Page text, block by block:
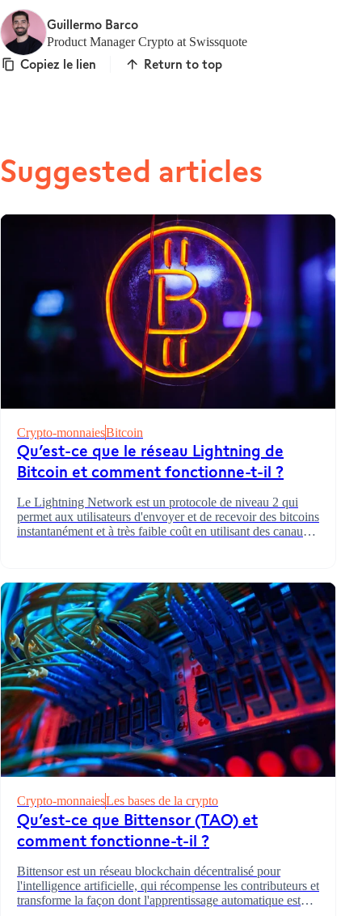
Guillermo Barco
Product Manager Crypto at Swissquote
Copiez le lien Return to top
Suggested articles
Crypto-monnaiesBitcoin
Qu’est-ce que le réseau Lightning de
Bitcoin et comment fonctionne-t-il ?
Le Lightning Network est un protocole de niveau 2 qui
permet aux utilisateurs d'envoyer et de recevoir des bitcoins
instantanément et à très faible coût en utilisant des canaux
Crypto-monnaiesLes bases de la crypto
Qu’est-ce que Bittensor (TAO) et
comment fonctionne-t-il ?
Bittensor est un réseau blockchain décentralisé pour
l'intelligence artificielle, qui récompense les contributeurs et
transforme la façon dont l'apprentissage automatique est